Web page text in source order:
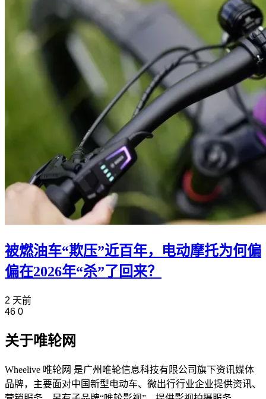
被燃油车“欺压”近百年，电动摩托为何偏
偏在2026年“杀”了回来？
2 天前
46 0
关于唯轮网
Wheelive 唯轮网 是广州唯轮信息科技有限公司旗下资讯媒体
品牌，主要面对中国新型电动车、微出行行业企业提供资讯、